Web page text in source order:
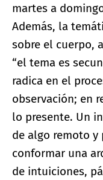
martes a
Además, la
sobre el cuerpo,
“el tema es
radica en el
observación; en
lo presente. Un
de algo remoto
conformar una
de intuiciones,